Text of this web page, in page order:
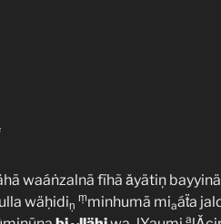
waáṅzalnā fīhã ǎyätiņ
wäḥidiṇ
ṃminhumā miaáẗa
a